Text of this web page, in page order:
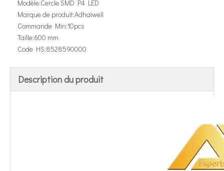
Modèle:Cercle SMD P4 LED
Marque de produit:Adhaiwell
Commande Min:10pcs
Taille:600 mm
Code HS:8528590000
Description du produit